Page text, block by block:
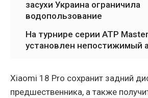
засухи Украина ограничила
водопользование
На турнире серии ATP
установлен непостижимый
Xiaomi 18 Pro сохранит задний
предшественника, а также